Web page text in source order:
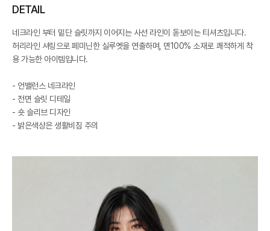
DETAIL
네크라인 부터 밑단 슬릿까지 이어지는 사선 라인이 돋보이는 티셔츠입니다.
허리라인 셔링으로 페미닌한 실루엣을 연출하며, 면100% 소재로 쾌적하게 착
용 가능한 아이템입니다.
- 언밸런스 네크라인
- 전면 슬릿 디테일
- 숏 슬리브 디자인
- 밝은색상은 생활비침 주의